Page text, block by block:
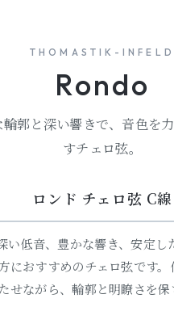
THOMASTIK-INFELD
Rondo
輪郭と深い響きで、音色を
すチェロ弦。
ロンド チェロ弦 C線
い低音、豊かな響き、安定し
におすすめのチェロ弦です。
せながら、輪郭と明瞭さを保